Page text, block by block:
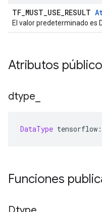
TF_MUST_USE_RESULT
El valor predeterminado es
Atributos
dtype
DataType tensorflow
Funciones